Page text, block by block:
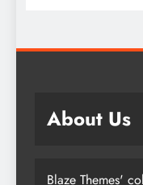
About Us
Blaze Themes'